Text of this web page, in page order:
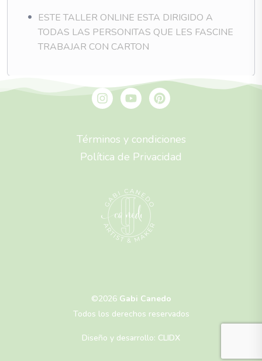
ESTE TALLER ONLINE ESTA DIRIGIDO A
TODAS LAS PERSONITAS QUE LES FASCINE
TRABAJAR CON CARTON
Términos y condiciones
Política de Privacidad
©2026 Gabi Canedo
Todos los derechos reservados
Diseño y desarrollo: CLIDX